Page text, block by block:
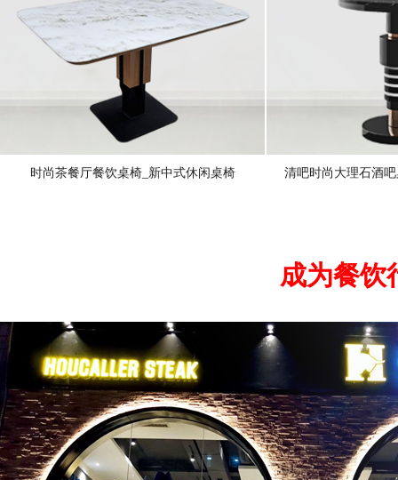
时尚茶餐厅餐饮桌椅_新中式休闲桌椅 清吧时尚大理石酒
成为餐饮